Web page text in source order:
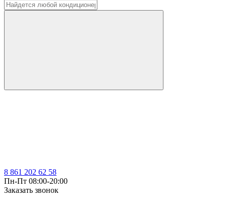
8 861 202 62 58
Пн-Пт 08:00-20:00
Заказать звонок